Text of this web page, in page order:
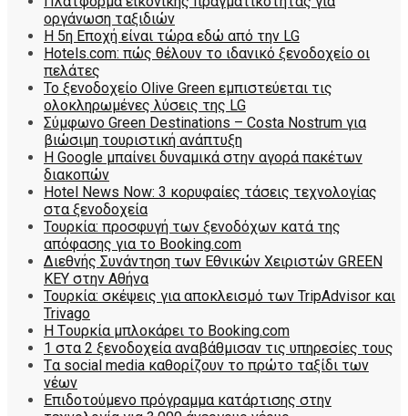
οργάνωση ταξιδιών
Η 5η Εποχή είναι τώρα εδώ από την LG
Hotels.com: πώς θέλουν το ιδανικό ξενοδοχείο οι
πελάτες
To ξενοδοχείο Olive Green εμπιστεύεται τις
ολοκληρωμένες λύσεις της LG
Σύμφωνο Green Destinations – Costa Nostrum για
βιώσιμη τουριστική ανάπτυξη
H Google μπαίνει δυναμικά στην αγορά πακέτων
διακοπών
Hotel News Now: 3 κορυφαίες τάσεις τεχνολογίας
στα ξενοδοχεία
Τουρκία: προσφυγή των ξενοδόχων κατά της
απόφασης για το Booking.com
Διεθνής Συνάντηση των Εθνικών Χειριστών GREEN
KEY στην Αθήνα
Τουρκία: σκέψεις για αποκλεισμό των TripAdvisor και
Trivago
H Tουρκία μπλοκάρει το Booking.com
1 στα 2 ξενοδοχεία αναβάθμισαν τις υπηρεσίες τους
Tα social media καθορίζουν το πρώτο ταξίδι των
νέων
Επιδοτούμενο πρόγραμμα κατάρτισης στην